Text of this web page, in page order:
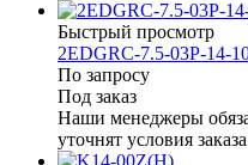
Быстрый просмотр
2EDGRC-7.5-03P-14-
По запросу
Под заказ
Наши менеджеры
уточнят условия заказа